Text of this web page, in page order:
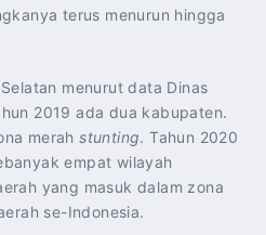
terus menurun hingga
menurut data Dinas
2019 ada dua kabupaten.
merahstunting. Tahun 2020
empat wilayah
yang masuk dalam zona
se-Indonesia.